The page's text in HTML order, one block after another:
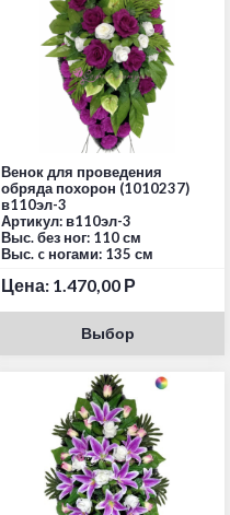
Венок для проведения
обряда похорон (1010237)
в110эл-3
Артикул: в110эл-3
Выс. без ног: 110 см
Выс. c ногами: 135 см
Цена: 1.470,00 Р
Выбор